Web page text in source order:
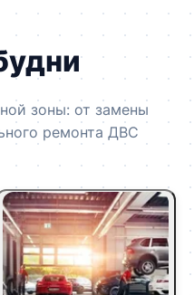
зоны: от замены
ремонта ДВС